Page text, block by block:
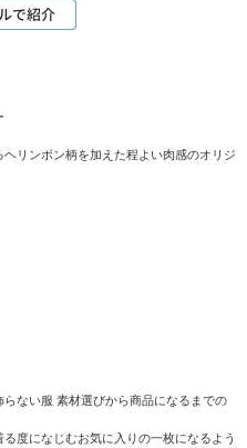
リンボン柄を加えた程よい肉感のオリジ
ない服 素材選びから商品になるまでの
度になじむお気に入りの一枚になるよう